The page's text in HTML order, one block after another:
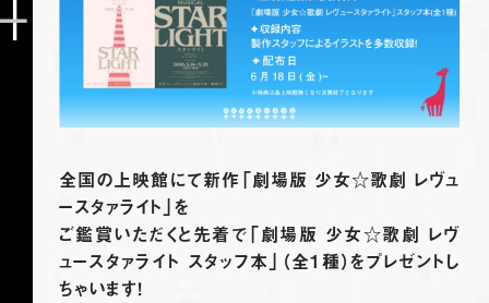
全国の上映館にて新作「劇場版 少女☆歌劇 レヴュ
ースタァライト」を
ご鑑賞いただくと先着で「劇場版 少女☆歌劇 レヴ
ュースタァライト スタッフ本」（全1種）をプレゼントし
ちゃいます！